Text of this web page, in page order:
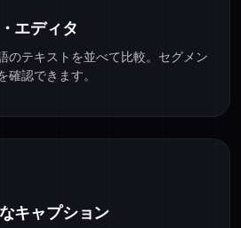
エディタ
のテキストを並べて比較。セグメン
確認できます。
キャプション